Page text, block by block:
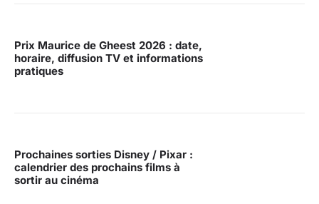
Prix Maurice de Gheest 2026 : date,
horaire, diffusion TV et informations
pratiques
Prochaines sorties Disney / Pixar :
calendrier des prochains films à
sortir au cinéma